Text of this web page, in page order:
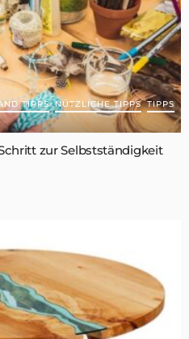
TIPPS NÜTZLICHE TIPPS TIPPS
zur Selbstständigkeit